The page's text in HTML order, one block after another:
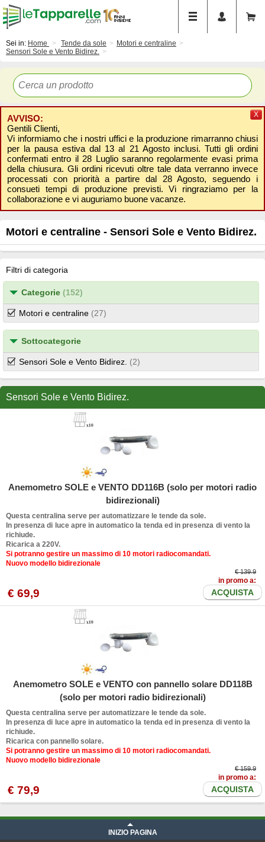
Sei in: Home Tende da sole
Motori e centraline
Sensori Sole e Vento Bidirez.
AVVISO:
Gentili Clienti,
Vi informiamo che i nostri uffici e la produzione rimarranno chiusi
per la pausa estiva dal 13 al 21 Agosto inclusi. Tutti gli ordini
confermati entro il 28 Luglio saranno regolarmente evasi prima
della chiusura. Gli ordini ricevuti oltre tale data verranno invece
processati con priorità a partire dal 28 Agosto, seguendo i
consueti tempi di produzione previsti. Vi ringraziamo per la
collaborazione e vi auguriamo buone vacanze.
X
Motori e centraline - Sensori Sole e Vento Bidirez.
Filtri di categoria
Categorie (152)
Motori e centraline (27)
Sottocategorie
Sensori Sole e Vento Bidirez. (2)
Sensori Sole e Vento Bidirez.
Anemometro SOLE e VENTO DD116B (solo per motori radio
bidirezionali)
Questa centralina serve per automatizzare le tende da sole.
In presenza di luce apre in automatico la tenda ed in presenza di vento la
richiude.
Ricarica a 220V.
Si potranno gestire un massimo di 10 motori radiocomandati.
Nuovo modello bidirezionale
€ 139.9
in promo a:
€ 69,9 ACQUISTA
Anemometro SOLE e VENTO con pannello solare DD118B
(solo per motori radio bidirezionali)
Questa centralina serve per automatizzare le tende da sole.
In presenza di luce apre in automatico la tenda ed in presenza di vento la
richiude.
Ricarica con pannello solare.
Si potranno gestire un massimo di 10 motori radiocomandati.
Nuovo modello bidirezionale
€ 159.9
in promo a:
€ 79,9 ACQUISTA
INIZIO PAGINA